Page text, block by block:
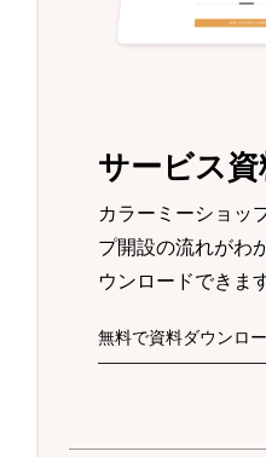
サービス資
カラーミーショッ
プ開設の流れがわ
ウンロードできま
無料で資料ダウンロ